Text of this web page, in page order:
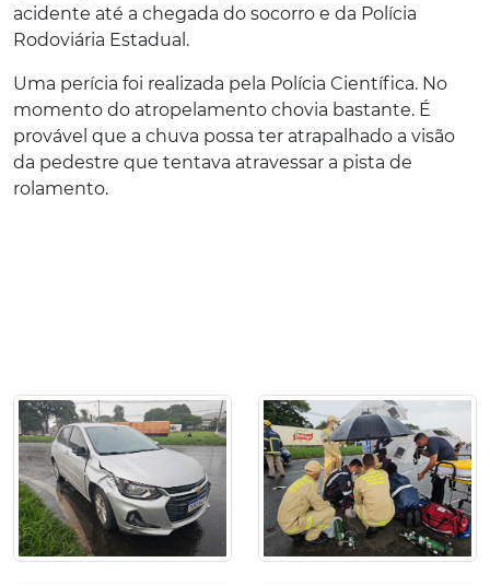
acidente até a chegada do socorro e da Polícia
Rodoviária Estadual.
Uma perícia foi realizada pela Polícia Científica. No
momento do atropelamento chovia bastante. É
provável que a chuva possa ter atrapalhado a visão
da pedestre que tentava atravessar a pista de
rolamento.